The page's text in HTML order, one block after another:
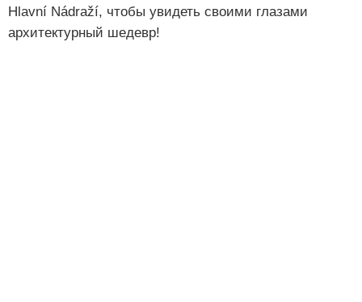
Hlavní Nádraží, чтобы увидеть своими глазами
архитектурный шедевр!